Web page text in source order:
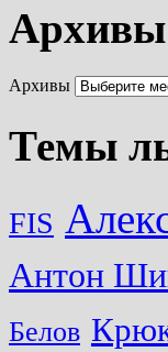
Архивы
Архивы
Темы
FIS
Антон
Белов